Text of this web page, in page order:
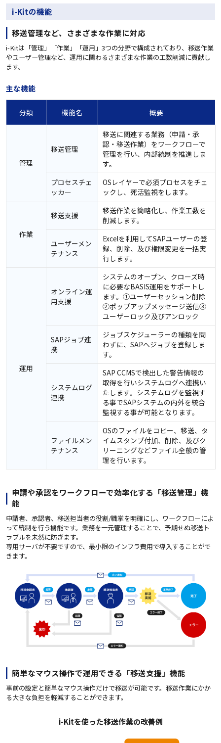
i-Kitの機能
移送管理など、さまざまな作業に対応
i-Kitは「管理」「作業」「運用」3つの分野で構成されており、移送作業
やユーザー管理など、運用に関わるさまざまな作業の工数削減に貢献し
ます。
主な機能
分類 機能名 概要
管理
移送管理
移送に関連する業務（申請・承
認・移送作業）をワークフローで
管理を行い、内部統制を推進しま
す。
プロセスチェ
ッカー
OSレイヤーで必須プロセスをチェ
ックし、死活監視をします。
作業
移送支援
移送作業を簡略化し、作業工数を
削減します。
ユーザーメン
テナンス
Excelを利用してSAPユーザーの登
録、削除、及び権限変更を一括実
行します。
運用
オンライン運
用支援
システムのオープン、クローズ時
に必要なBASIS運用をサポートし
ます。①ユーザーセッション削除
②ポップアップメッセージ送信③
ユーザーロック及びアンロック
SAPジョブ連
携
ジョブスケジューラーの種類を問
わずに、SAPへジョブを登録しま
す。
システムログ
連携
SAP CCMSで検出した警告情報の
取得を行いシステムログへ連携い
たします。システムログを監視す
る事でSAPシステムの内外を統合
監視する事が可能となります。
ファイルメン
テナンス
OSのファイルをコピー、移送、タ
イムスタンプ付加、削除、及びク
リーニングなどファイル全般の管
理を行います。
申請や承認をワークフローで効率化する「移送管理」機
能
申請者、承認者、移送担当者の役割/職掌を明確にし、ワークフローによ
って統制を行う機能です。業務を一元管理することで、予期せぬ移送ト
ラブルを未然に防ぎます。
専用サーバが不要ですので、最小限のインフラ費用で導入することがで
きます。
簡単なマウス操作で運用できる「移送支援」機能
事前の設定と簡単なマウス操作だけで移送が可能です。移送作業にかか
る大きな負担を軽減することができます。
i-Kitを使った移送作業の改善例